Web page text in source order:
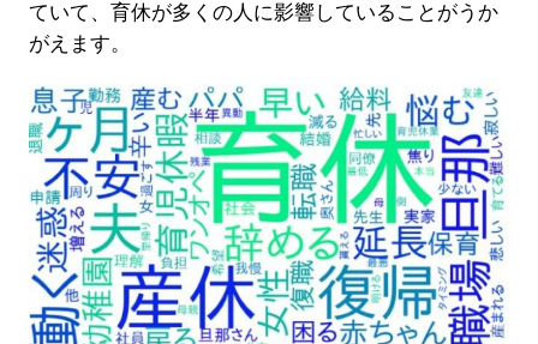
ていて、育休が多くの人に影響していることがうか
がえます。